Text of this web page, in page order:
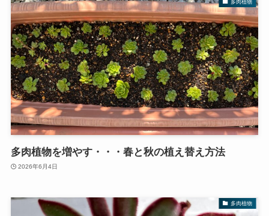
多肉植物
多肉植物を増やす・・・春と秋の植え替え方法
2026年6月4日
多肉植物